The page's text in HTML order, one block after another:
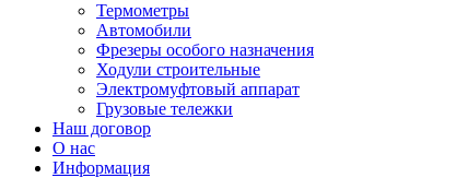
Термометры
Автомобили
Фрезеры особого назначения
Ходули строительные
Электромуфтовый аппарат
Грузовые тележки
Наш договор
О нас
Информация